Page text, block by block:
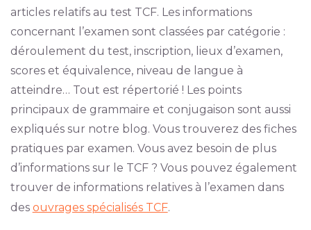
articles relatifs au test TCF. Les informations
concernant l’examen sont classées par catégorie :
déroulement du test, inscription, lieux d’examen,
scores et équivalence, niveau de langue à
atteindre… Tout est répertorié ! Les points
principaux de grammaire et conjugaison sont aussi
expliqués sur notre blog. Vous trouverez des fiches
pratiques par examen. Vous avez besoin de plus
d’informations sur le TCF ? Vous pouvez également
trouver de informations relatives à l’examen dans
des ouvrages spécialisés TCF.